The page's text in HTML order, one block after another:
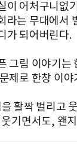
이 어처구니없
라는 무대에서
가 되어버린다.
그림 이야기는
제로 한창 이
활짝 벌리고
웃기면서도, 왠